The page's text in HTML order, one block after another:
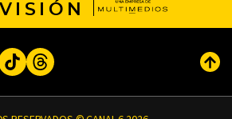
TikTokThreads